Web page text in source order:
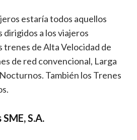
estaría todos aquellos
a los viajeros
trenes de Alta Velocidad de
de red convencional, Larga
También los Trenes
S.A.